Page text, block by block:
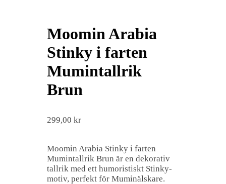
Moomin Arabia
Stinky i farten
Mumintallrik
Brun
299,00 kr
Moomin Arabia Stinky i farten
Mumintallrik Brun är en dekorativ
tallrik med ett humoristiskt Stinky-
motiv, perfekt för Muminälskare.